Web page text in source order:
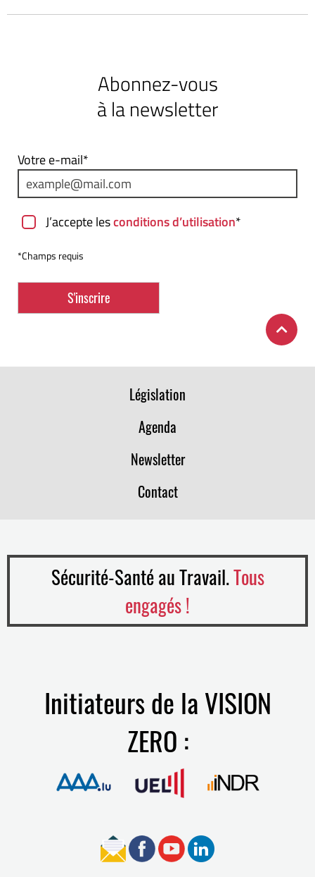
Abonnez-vous
à la newsletter
Votre e-mail*
J’accepte lesconditions d’utilisation*
*Champs requis
Législation
Agenda
Newsletter
Contact
Sécurité-Santé au Travail.Tous
engagés !
Initiateurs de la VISION
ZERO :